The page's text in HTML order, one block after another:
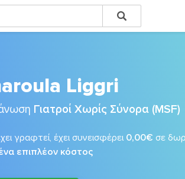
Liggri
Γιατροί Χωρίς Σύνορα (MSF)
γραφτεί, έχει συνεισφέρει 0,00€ σε
επιπλέον κόστος